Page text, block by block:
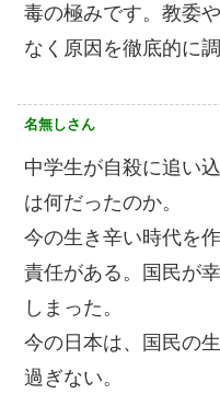
毒の極みです。教委
なく原因を徹底的に
名無しさん
中学生が自殺に追い
は何だったのか。
今の生き辛い時代を
責任がある。国民が
しまった。
今の日本は、国民の
過ぎない。